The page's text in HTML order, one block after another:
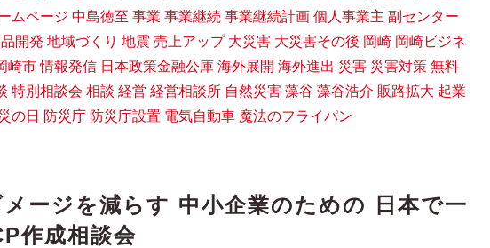
ムページ 中島徳至 事業 事業継続 事業継続計画 個人事業主 副センター
開発 地域づくり 地震 売上アップ 大災害 大災害その後 岡崎 岡崎ビジネ
崎市 情報発信 日本政策金融公庫 海外展開 海外進出 災害 災害対策 無料
特別相談会 相談 経営 経営相談所 自然災害 藻谷 藻谷浩介 販路拡大 起業
の日 防災庁 防災庁設置 電気自動車 魔法のフライパン
ージを減らす 中小企業のための 日本で一
作成相談会